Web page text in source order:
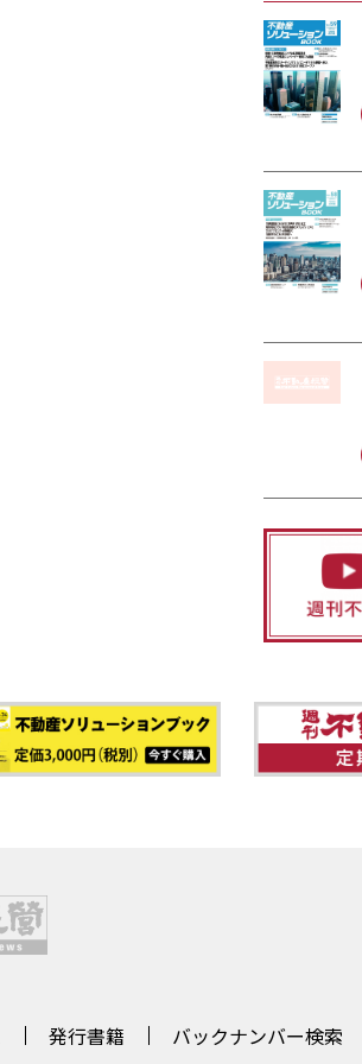
発行書籍 バックナンバー検索